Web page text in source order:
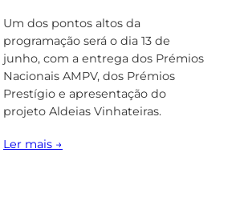
Um dos pontos altos da
programação será o dia 13 de
junho, com a entrega dos Prémios
Nacionais AMPV, dos Prémios
Prestígio e apresentação do
projeto Aldeias Vinhateiras.
Ler mais →